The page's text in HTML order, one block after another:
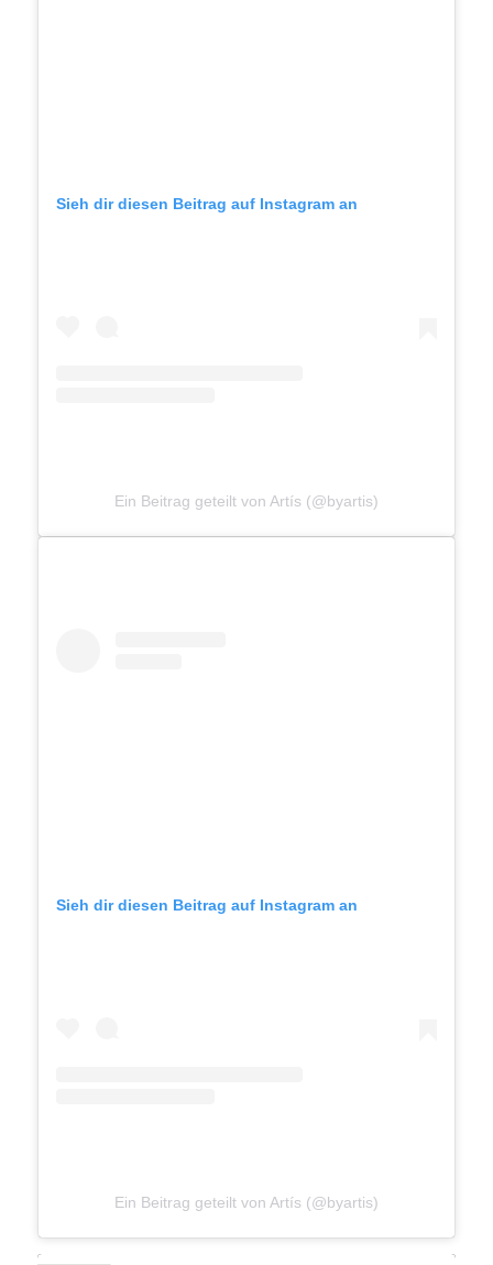
Sieh dir diesen Beitrag auf Instagram an
Ein Beitrag geteilt von Artís (@byartis)
Sieh dir diesen Beitrag auf Instagram an
Ein Beitrag geteilt von Artís (@byartis)